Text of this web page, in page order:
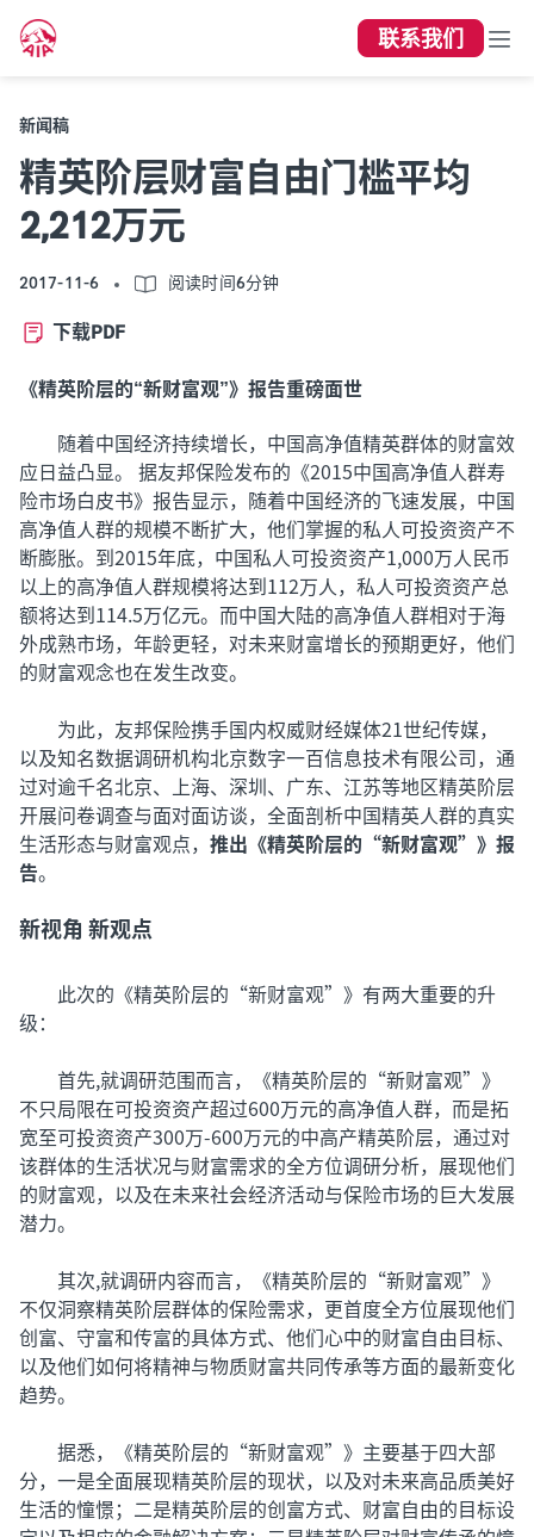
联系我们
新闻稿
精英阶层财富自由门槛平均
2,212万元
2017-11-6 阅读时间6分钟
下载PDF
《精英阶层的“新财富观”》报告重磅面世
随着中国经济持续增长，中国高净值精英群体的财富效
应日益凸显。 据友邦保险发布的《2015中国高净值人群寿
险市场白皮书》报告显示，随着中国经济的飞速发展，中国
高净值人群的规模不断扩大，他们掌握的私人可投资资产不
断膨胀。到2015年底，中国私人可投资资产1,000万人民币
以上的高净值人群规模将达到112万人，私人可投资资产总
额将达到114.5万亿元。而中国大陆的高净值人群相对于海
外成熟市场，年龄更轻，对未来财富增长的预期更好，他们
的财富观念也在发生改变。
为此，友邦保险携手国内权威财经媒体21世纪传媒，
以及知名数据调研机构北京数字一百信息技术有限公司，通
过对逾千名北京、上海、深圳、广东、江苏等地区精英阶层
开展问卷调查与面对面访谈，全面剖析中国精英人群的真实
生活形态与财富观点， 推出《精英阶层的“新财富观”》报
告。
新视角 新观点
此次的《精英阶层的“新财富观”》有两大重要的升
级：
首先,就调研范围而言，《精英阶层的“新财富观”》
不只局限在可投资资产超过600万元的高净值人群，而是拓
宽至可投资资产300万-600万元的中高产精英阶层，通过对
该群体的生活状况与财富需求的全方位调研分析，展现他们
的财富观，以及在未来社会经济活动与保险市场的巨大发展
潜力。
其次,就调研内容而言，《精英阶层的“新财富观”》
不仅洞察精英阶层群体的保险需求，更首度全方位展现他们
创富、守富和传富的具体方式、他们心中的财富自由目标、
以及他们如何将精神与物质财富共同传承等方面的最新变化
趋势。
据悉，《精英阶层的“新财富观”》主要基于四大部
分，一是全面展现精英阶层的现状，以及对未来高品质美好
生活的憧憬；二是精英阶层的创富方式、财富自由的目标设